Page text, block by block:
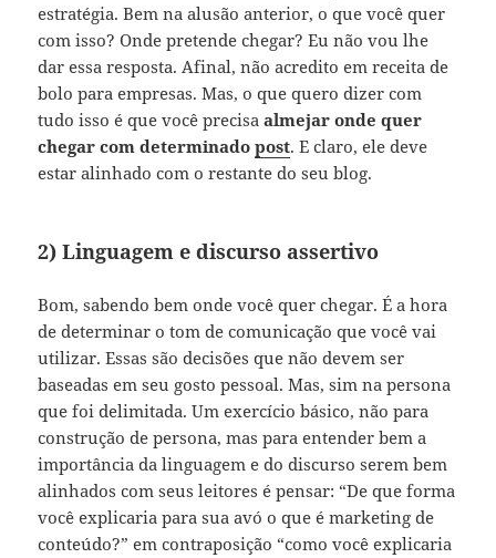
estratégia. Bem na alusão anterior, o que você quer
com isso? Onde pretende chegar? Eu não vou lhe
dar essa resposta. Afinal, não acredito em receita de
bolo para empresas. Mas, o que quero dizer com
tudo isso é que você precisaalmejar onde quer
chegar com determinadopost. E claro, ele deve
estar alinhado com o restante do seu blog.
2) Linguagem e discurso assertivo
Bom, sabendo bem onde você quer chegar. É a hora
de determinar o tom de comunicação que você vai
utilizar. Essas são decisões que não devem ser
baseadas em seu gosto pessoal. Mas, sim na persona
que foi delimitada. Um exercício básico, não para
construção de persona, mas para entender bem a
importância da linguagem e do discurso serem bem
alinhados com seus leitores é pensar: “De que forma
você explicaria para sua avó o que é marketing de
conteúdo?” em contraposição “como você explicaria